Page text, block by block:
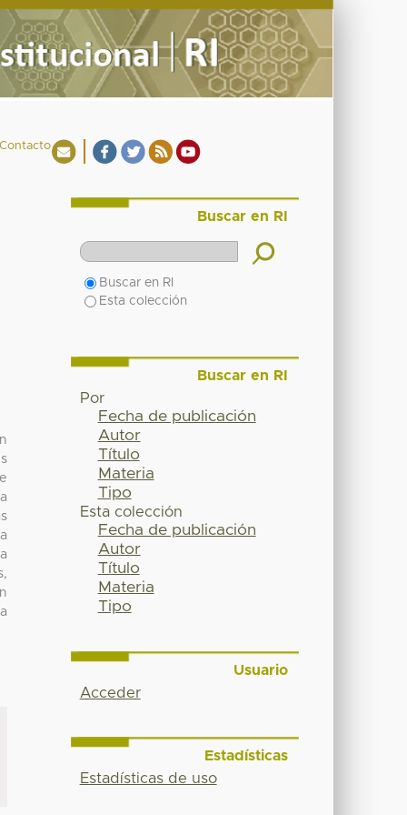
Contacto
Buscar en RI
Buscar en RI
Esta colección
Buscar en RI
Por
Fecha de publicación
Autor
Título
Materia
Tipo
Esta colección
Fecha de publicación
Autor
Título
Materia
Tipo
Usuario
Acceder
Estadísticas
Estadísticas de uso